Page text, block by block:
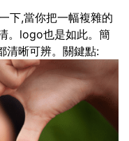
下,當你把一幅複雜的
。logo也是如此。簡
清晰可辨。關鍵點: